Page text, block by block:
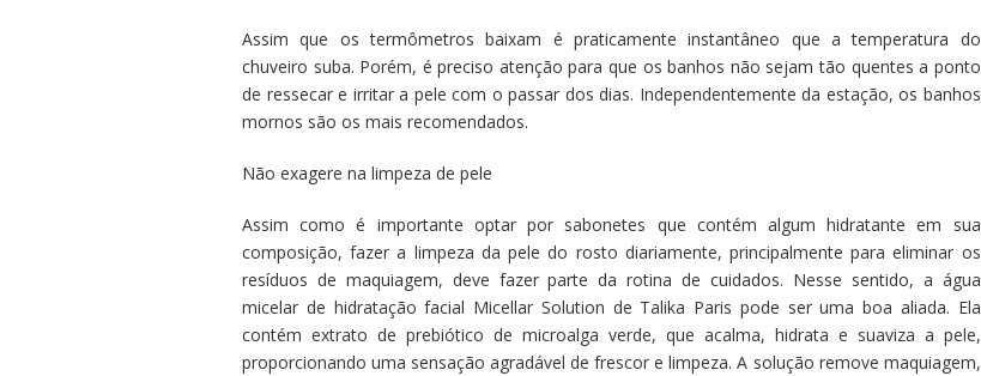
Assim que os termômetros baixam é praticamente instantâneo que a temperatura do
chuveiro suba. Porém, é preciso atenção para que os banhos não sejam tão quentes a ponto
de ressecar e irritar a pele com o passar dos dias. Independentemente da estação, os banhos
mornos são os mais recomendados.
Não exagere na limpeza de pele
Assim como é importante optar por sabonetes que contém algum hidratante em sua
composição, fazer a limpeza da pele do rosto diariamente, principalmente para eliminar os
resíduos de maquiagem, deve fazer parte da rotina de cuidados. Nesse sentido, a água
micelar de hidratação facial Micellar Solution de Talika Paris pode ser uma boa aliada. Ela
contém extrato de prebiótico de microalga verde, que acalma, hidrata e suaviza a pele,
proporcionando uma sensação agradável de frescor e limpeza. A solução remove maquiagem,